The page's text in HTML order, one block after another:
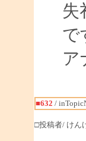
失
で
ア
■632 /
□投稿者/ けん